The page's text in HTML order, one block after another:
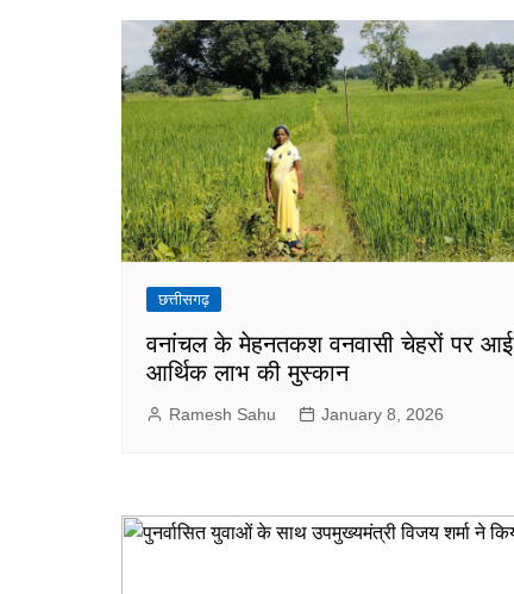
छत्तीसगढ़
वनांचल के मेहनतकश वनवासी चेहरों पर आई
आर्थिक लाभ की मुस्कान
Ramesh Sahu January 8, 2026